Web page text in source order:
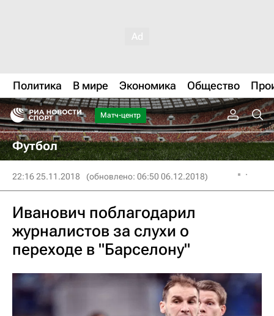
Политика В мире Экономика Общество
Матч-центр
Футбол
22:16 25.11.2018 (обновлено: 06:50 06.12.2018)
Иванович поблагодарил
журналистов за слухи о
переходе в "Барселону"